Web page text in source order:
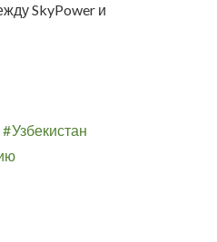
SkyPower и
Узбекистан